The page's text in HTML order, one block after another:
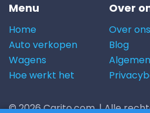
Menu
Home
Auto verkopen
Wagens
Hoe werkt het
Over
Over ons
Blog
© 2026 Carito.com. | Alle